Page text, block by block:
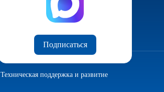
Подписаться
Техническая поддержка и развитие